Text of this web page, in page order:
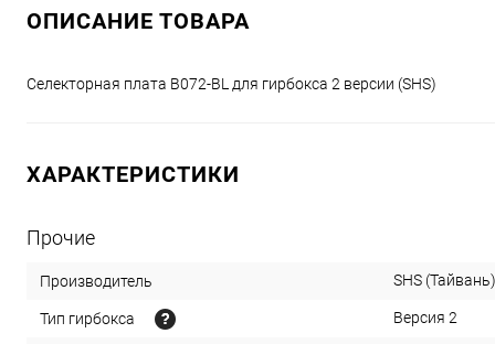
ОПИСАНИЕ ТОВАРА
Селекторная плата B072-BL для гирбокса 2 версии (SHS)
ХАРАКТЕРИСТИКИ
Прочие
Производитель SHS (Тайвань)
Тип гирбокса Версия 2